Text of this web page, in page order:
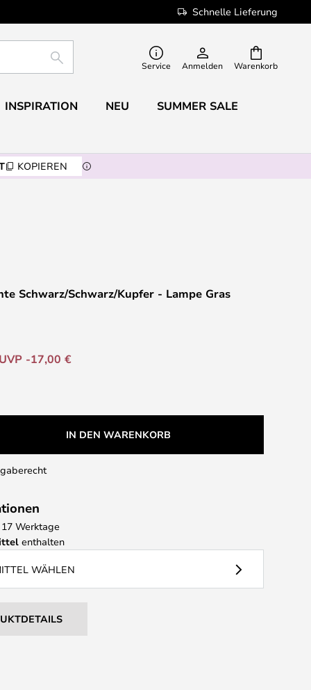
Schnelle Lieferung
Warenkorb
SUCHE Service Anmelden
INSPIRATION NEU SUMMER SALE
KOPIEREN
Schwarz/Schwarz/Kupfer - Lampe Gras
UVP -17,00 €
IN DEN WARENKORB
Werktage
enthalten
WÄHLEN